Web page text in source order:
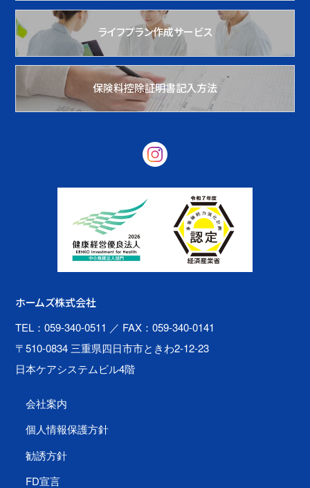
ライフプラン作成サービス
保険料控除証明書記入方法
ホームズ株式会社
TEL：059-340-0511 ／ FAX：059-340-0141
〒510-0834 三重県四日市市ときわ2-12-23
日本ケアシステムビル4階
会社案内
個人情報保護方針
勧誘方針
FD宣言